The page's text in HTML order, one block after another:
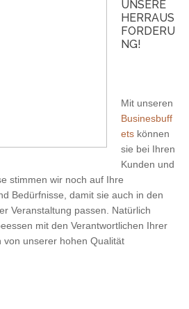
UNSERE
HERRAUS
FORDERU
NG!
Mit unseren
Businesbuff
ets können
sie bei Ihren
Kunden und
stimmen wir noch auf Ihre
Bedürfnisse, damit sie auch in den
Veranstaltung passen. Natürlich
mit den Verantwortlichen Ihrer
von unserer hohen Qualität